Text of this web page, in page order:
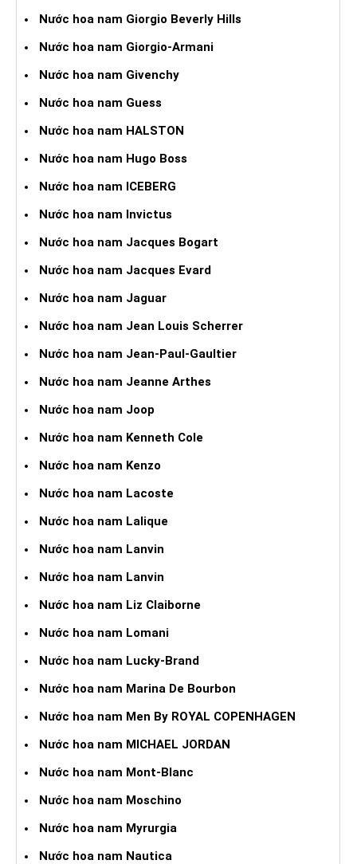
Nước hoa nam Giorgio Beverly Hills
Nước hoa nam Giorgio-Armani
Nước hoa nam Givenchy
Nước hoa nam Guess
Nước hoa nam HALSTON
Nước hoa nam Hugo Boss
Nước hoa nam ICEBERG
Nước hoa nam Invictus
Nước hoa nam Jacques Bogart
Nước hoa nam Jacques Evard
Nước hoa nam Jaguar
Nước hoa nam Jean Louis Scherrer
Nước hoa nam Jean-Paul-Gaultier
Nước hoa nam Jeanne Arthes
Nước hoa nam Joop
Nước hoa nam Kenneth Cole
Nước hoa nam Kenzo
Nước hoa nam Lacoste
Nước hoa nam Lalique
Nước hoa nam Lanvin
Nước hoa nam Lanvin
Nước hoa nam Liz Claiborne
Nước hoa nam Lomani
Nước hoa nam Lucky-Brand
Nước hoa nam Marina De Bourbon
Nước hoa nam Men By ROYAL COPENHAGEN
Nước hoa nam MICHAEL JORDAN
Nước hoa nam Mont-Blanc
Nước hoa nam Moschino
Nước hoa nam Myrurgia
Nước hoa nam Nautica